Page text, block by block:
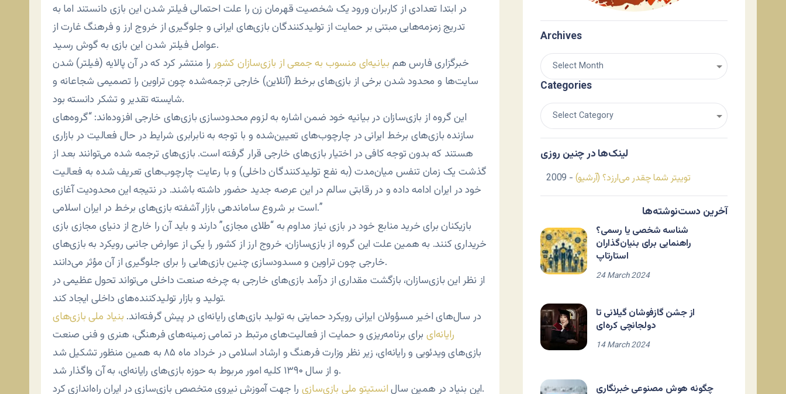
در ابتدا تعدادی از کاربران ورود یک شخصیت قهرمان زن را علت احتمالی فیلتر شدن این بازی دانستند اما به
تدریج زمزمه‌هایی مبتنی بر حمایت از تولیدکنندگان بازی‌های ایرانی و جلوگیری از خروج ارز و فرهنگ غارت از
عوامل فیلتر شدن این بازی به گوش رسید.
خبرگزاری فارس هم بیانیه‌ای منسوب به جمعی از بازی‌سازان کشور را منتشر کرد که در آن پالایه (فیلتر) شدن
سایت‌ها و محدود شدن برخی از بازی‌های برخط (آنلاین) خارجی ترجمه‌شده چون تراوین را تصمیمی شجاعانه و
شایسته تقدیر و تشکر دانسته بود.
این گروه از بازی‌سازان در بیانیه خود ضمن اشاره به لزوم محدودسازی بازی‌های خارجی افزوده‌اند: “گروه‌های
سازنده بازی‌های برخط ایرانی در چارچوب‌های تعیین‌شده و با توجه به نابرابری شرایط در حال فعالیت در بازاری
هستند که بدون توجه کافی در اختیار بازی‌های خارجی قرار گرفته است. بازی‌های ترجمه‌ شده می‌توانند بعد از
گذشت یک زمان تنفس میان‌مدت (به نفع تولیدکنندگان داخلی) و با رعایت چارچوب‌های تعریف شده به فعالیت
خود در ایران ادامه داده و در رقابتی سالم در این عرصه جدید حضور داشته باشند. در نتیجه این محدودیت آغازی
است بر شروع ساماندهی بازار آشفته بازی‌های برخط در ایران اسلامی.”
بازیکنان برای خرید منابع خود در بازی نیاز مداوم به “طلای مجازی” دارند و باید آن را خارج از دنیای مجازی بازی
خریداری کنند. به همین علت این گروه از بازی‌سازان، خروج ارز از کشور را یکی از عوارض جانبی رویکرد به بازی‌های
خارجی چون تراوین و مسدودسازی چنین بازی‌هایی را برای جلوگیری از آن مؤثر می‌دانند.
از نظر این بازی‌سازان، بازگشت مقداری از درآمد بازی‌های خارجی به چرخه صنعت داخلی می‌تواند تحول عظیمی در
تولید و بازار تولیدکننده‌های داخلی ایجاد کند.
در سال‌های اخیر مسؤولان ایرانی رویکرد حمایتی به تولید بازی‌های رایانه‌ای در پیش گرفته‌اند. بنیاد ملی بازی‌های
رایانه‌ای برای برنامه‌ریزی و حمایت از فعالیت‌های مرتبط در تمامی زمینه‌های فرهنگی، هنری و فنی صنعت
بازی‌های ویدئویی و رایانه‌ای، زیر نظر وزارت فرهنگ و ارشاد اسلامی در خرداد ماه ۸۵ به همین منظور تشکیل شد
و از سال ۱۳۹۰ کلیه امور مربوط به حوزه بازی‌های رایانه‌ای، به آن واگذار شد.
این بنیاد در همین سالانستیتو ملی بازی‌سازی
را جهت آموزش نیروی متخصص بازی‌سازی در ایران راه‌اندازی کرد.
Archives
Categories
لینک‌ها در چنین روزی
توییتر شما چقدر می‌ارزد؟ (آرشیو) - 2009
آخرین دست‌نوشته‌ها
شناسه شخصی یا رسمی؟
راهنمایی برای بنیان‌گذاران
استارتاپ
24 March 2024
از جشن گازفوشان گیلانی تا
دولجانچی کره‌ای
14 March 2024
چگونه هوش مصنوعی خبرنگاری